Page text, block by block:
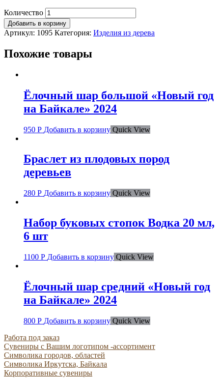
Количество
Добавить в корзину
Артикул: 1095 Категория: Изделия из дерева
Похожие товары
Ёлочный шар большой «Новый год
на Байкале» 2024
950 Р Добавить в корзину Quick View
Браслет из плодовых пород
деревьев
280 Р Добавить в корзину Quick View
Набор буковых стопок Водка 20 мл,
6 шт
1100 Р Добавить в корзину Quick View
Ёлочный шар средний «Новый год
на Байкале» 2024
800 Р Добавить в корзину Quick View
Работа под заказ
Сувениры с Вашим логотипом -ассортимент
Символика городов, областей
Символика Иркутска, Байкала
Корпоративные сувениры